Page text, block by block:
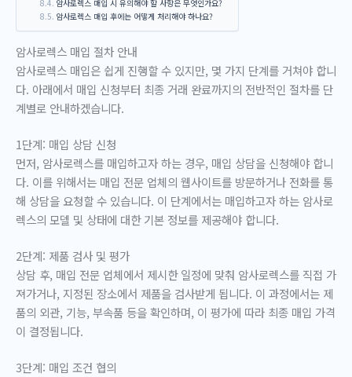
암사로렉스 매입 시 유의해야 할 사항은 무엇인가요?
암사로렉스 매입 후에는 어떻게 처리해야 하나요?
암사로렉스 매입 절차 안내
암사로렉스 매입은 쉽게 진행할 수 있지만, 몇 가지 단계를 거쳐야 합니
다. 아래에서 매입 신청부터 최종 거래 완료까지의 전반적인 절차를 단
계별로 안내하겠습니다.
1단계: 매입 상담 신청
먼저, 암사로렉스를 매입하고자 하는 경우, 매입 상담을 신청해야 합니
다. 이를 위해서는 매입 전문 업체의 웹사이트를 방문하거나 전화를 통
해 상담을 요청할 수 있습니다. 이 단계에서는 매입하고자 하는 암사로
렉스의 모델 및 상태에 대한 기본 정보를 제공해야 합니다.
2단계: 제품 검사 및 평가
상담 후, 매입 전문 업체에서 제시한 일정에 맞춰 암사로렉스를 직접 가
져가거나, 지정된 장소에서 제품을 검사받게 됩니다. 이 과정에서는 제
품의 외관, 기능, 부속품 등을 확인하며, 이 평가에 따라 최종 매입 가격
이 결정됩니다.
3단계: 매입 조건 협의